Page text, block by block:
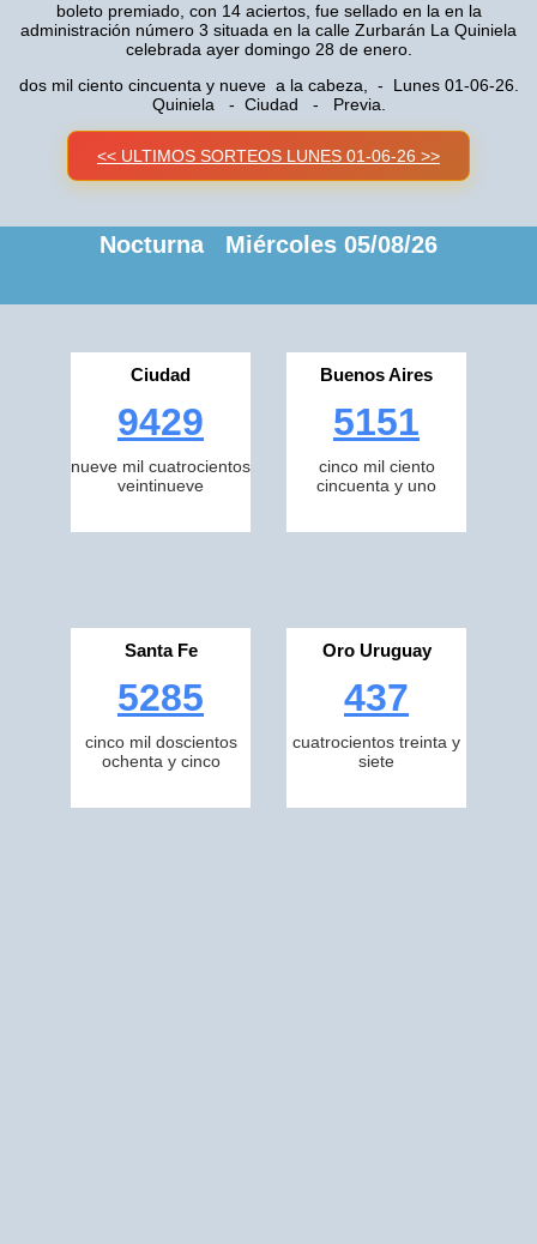
boleto premiado, con 14 aciertos, fue sellado en la en la
administración número 3 situada en la calle Zurbarán La Quiniela
celebrada ayer domingo 28 de enero.
dos mil ciento cincuenta y nueve a la cabeza, - Lunes 01-06-26.
Quiniela - Ciudad - Previa.
<< ULTIMOS SORTEOS LUNES 01-06-26 >>
Nocturna Miércoles 05/08/26
Ciudad
9429
nueve mil cuatrocientos
veintinueve
Buenos Aires
5151
cinco mil ciento
cincuenta y uno
Santa Fe
5285
cinco mil doscientos
ochenta y cinco
Oro Uruguay
437
cuatrocientos treinta y
siete